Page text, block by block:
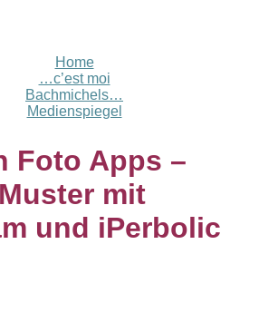
Home
…c’est moi
Bachmichels…
Medienspiegel
Foto Apps –
mit
und iPerbolic